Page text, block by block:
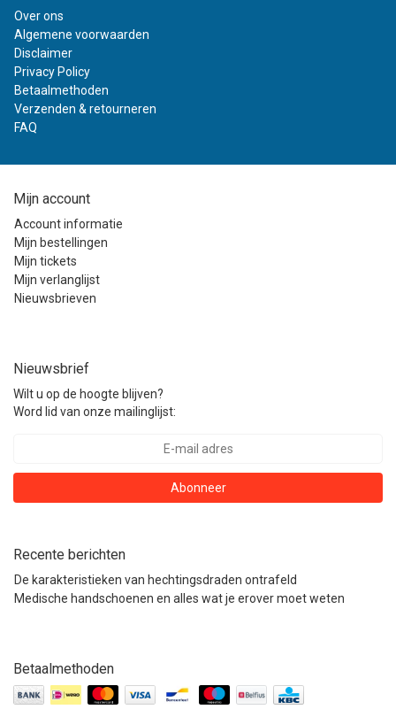
Over ons
Algemene voorwaarden
Disclaimer
Privacy Policy
Betaalmethoden
Verzenden & retourneren
FAQ
Mijn account
Account informatie
Mijn bestellingen
Mijn tickets
Mijn verlanglijst
Nieuwsbrieven
Nieuwsbrief
Wilt u op de hoogte blijven?
Word lid van onze mailinglijst:
Abonneer
Recente berichten
De karakteristieken van hechtingsdraden ontrafeld
Medische handschoenen en alles wat je erover moet weten
Betaalmethoden